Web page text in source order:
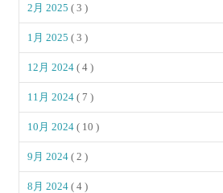
2月 2025( 3 )
1月 2025( 3 )
12月 2024( 4 )
11月 2024( 7 )
10月 2024( 10 )
9月 2024( 2 )
8月 2024( 4 )